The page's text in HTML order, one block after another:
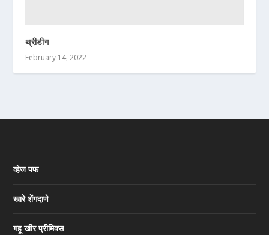
थ्रीडीग
February 14, 2022
व्हेज पफ
खारे शेंगदाणे
गहू खीर प्रीमिक्स